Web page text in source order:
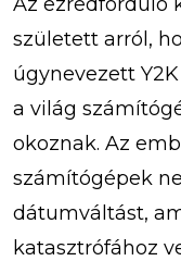
született arról,
úgynevezett
a világ
okoznak. Az
számítógépek
dátumváltást,
katasztrófához